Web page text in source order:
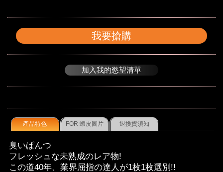
我要搶購
加入我的慾望清單
產品特色 FOR 蝦皮圖片 退換貨須知
臭いぱんつ
フレッシュな未熟成のレア物!
この道40年、業界屈指の達人が1枚1枚選別!!